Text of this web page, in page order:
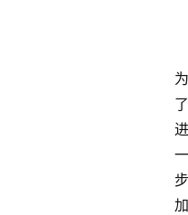
为
了
进
一
步
加